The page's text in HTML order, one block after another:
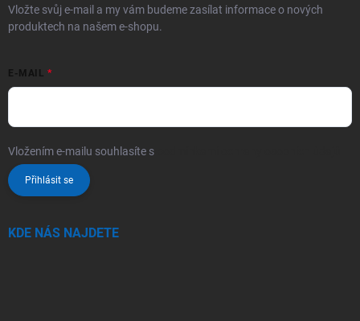
Vložte svůj e-mail a my vám budeme zasílat informace o nových
produktech na našem e-shopu.
E-MAIL
Vložením e-mailu souhlasíte s
Přihlásit se
KDE NÁS NAJDETE